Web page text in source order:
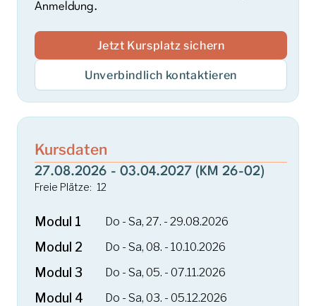
Anmeldung.
Jetzt Kursplatz sichern
Unverbindlich kontaktieren
Kursdaten
27.08.2026 - 03.04.2027 (KM 26-02)
Freie Plätze: 12
Modul 1 Do - Sa, 27. - 29.08.2026
Modul 2 Do - Sa, 08. - 10.10.2026
Modul 3 Do - Sa, 05. - 07.11.2026
Modul 4 Do - Sa, 03. - 05.12.2026